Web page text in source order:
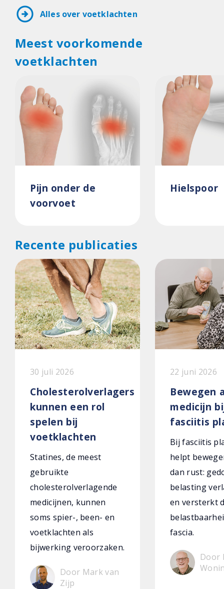
arrow_circle_right Alles over voetklachten
Meest voorkomende
voetklachten
Pijn onder de
voorvoet
Hielspoor
Recente publicaties
30 juli 2026
Cholesterolverlagers
kunnen een rol
spelen bij
voetklachten
Statines, de meest
gebruikte
cholesterolverlagende
medicijnen, kunnen
soms spier-, been- en
voetklachten als
bijwerking veroorzaken.
Door Mark van
Zijp
22 juni 2026
Bewegen
medicijn
fasciitis
Bij fasciitis
helpt
dan rust:
belasting
en versterkt
fascia.
Door